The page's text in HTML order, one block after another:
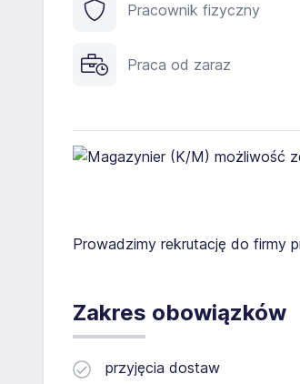
Pracownik fizyczny
Praca od zaraz
Prowadzimy rekrutację do firmy
Zakres obowiązków
przyjęcia dostaw